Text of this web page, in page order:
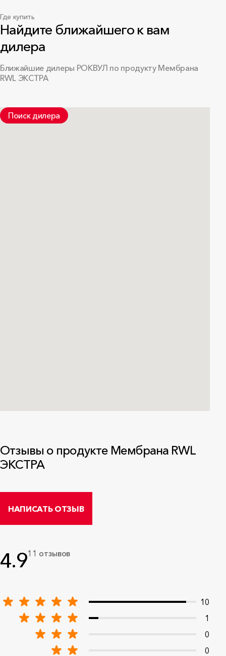
Где купить
Найдите ближайшего к вам
дилера
Ближайшие дилеры РОКВУЛ по продукту Мембрана
RWL ЭКСТРА
Поиск дилера
Отзывы о продукте Мембрана RWL
ЭКСТРА
4.911 отзывов
10
1
0
0
НАПИСАТЬ ОТЗЫВ